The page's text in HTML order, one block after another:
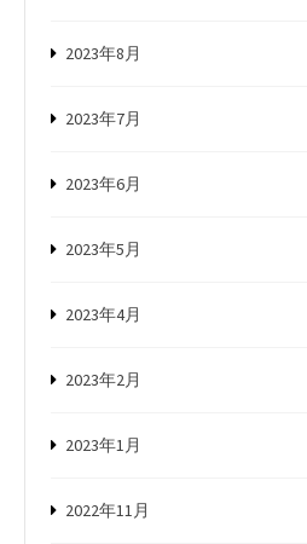
2023年8月
2023年7月
2023年6月
2023年5月
2023年4月
2023年2月
2023年1月
2022年11月